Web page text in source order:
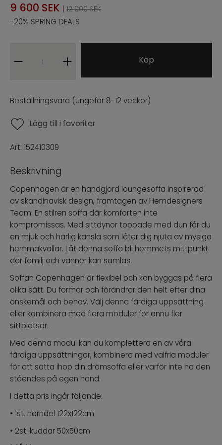
NÒRE COLLECTION
PROFFESIONAL B2B
9 600 SEK | 12 000 SEK
-20% SPRING DEALS
Köp
Beställningsvara (ungefär 8-12 veckor)
Lägg till i favoriter
Art: 152410309
Beskrivning
Copenhagen är en handgjord loungesoffa inspirerad
av skandinavisk design, framtagen av Hemdesigners
Team. En stilren soffa där komforten inte
kompromissas. Med sittdynor toppade med dun får du
en mjuk och härlig känsla som låter dig njuta av mysiga
hemmakvällar. Låt denna soffa bli hemmets mittpunkt
där familj och vänner kan samlas.
Soffan Copenhagen är flexibel och kan byggas på flera
olika sätt. Du formar och förändrar den helt efter dina
önskemål och behov. Välj denna färdiga uppsättning
eller kombinera med flera moduler för ännu fler
sittplatser.
Med denna modul kan du komplettera en av våra
färdiga uppsättningar, kombinera med valfria moduler
för att sätta ihop din drömsoffa eller varför inte ha den
ståendes på egen hand.
I detta pris ingår följande:
• 1st. hörndel 122x122cm
• 2st. kuddar 50x50cm